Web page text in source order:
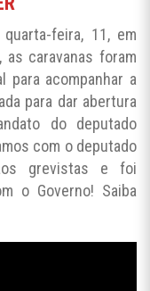
feira, 11, em
caravanas foram
para acompanhar a
para dar abertura
do deputado
com o deputado
grevistas e foi
o Governo! Saiba